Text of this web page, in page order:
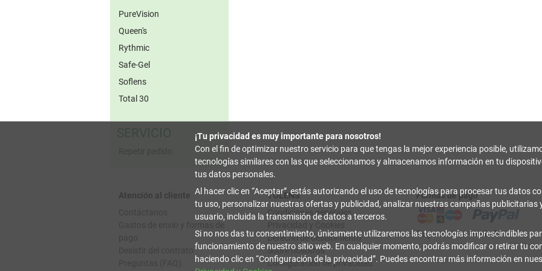
PureVision
Queen's
Rythmic
Safe-Gel
Soflens
Total 30
Atención al cliente
TOLENS
Condiciones generales
Derecho de desistimiento
Sobre nosotros
Configuración de privacidad
Formas de pago
Pago contrarreembolso
¡Tu privacidad es muy importante para nosotros!
Con el fin de optimizar nuestro servicio para que tengas la mejor experiencia posible,
tecnologías similares con las que seleccionamos y almacenamos información en tu
tus datos personales.
Al hacer clic en Aceptar , estás autorizando el uso de tecnologías para procesar tus datos
tu uso, personalizar nuestras ofertas y publicidad, analizar nuestras campañas publicitarias
usuario, incluida la transmisión de datos a terceros.
Si no nos das tu consentimiento, únicamente utilizaremos las tecnologías imprescindibles
funcionamiento de nuestro sitio web. En cualquier momento, podrás modificar o retirar tu
haciendo clic en Configuración de la privacidad . Puedes encontrar más información en